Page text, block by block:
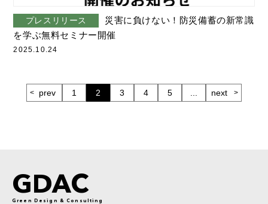
プレスリリース
を学ぶ無料セミナー開催
2025.10.24
prev 1 2 3 4 5 next
GDAC
Green Design & Consulting